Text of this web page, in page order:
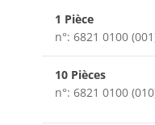
1 Pièce
n°: 6821 0100
10 Pièces
n°: 6821 0100